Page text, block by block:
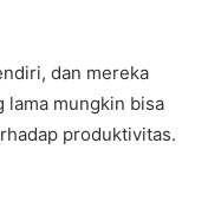
dan mereka
lama mungkin bisa
produktivitas.